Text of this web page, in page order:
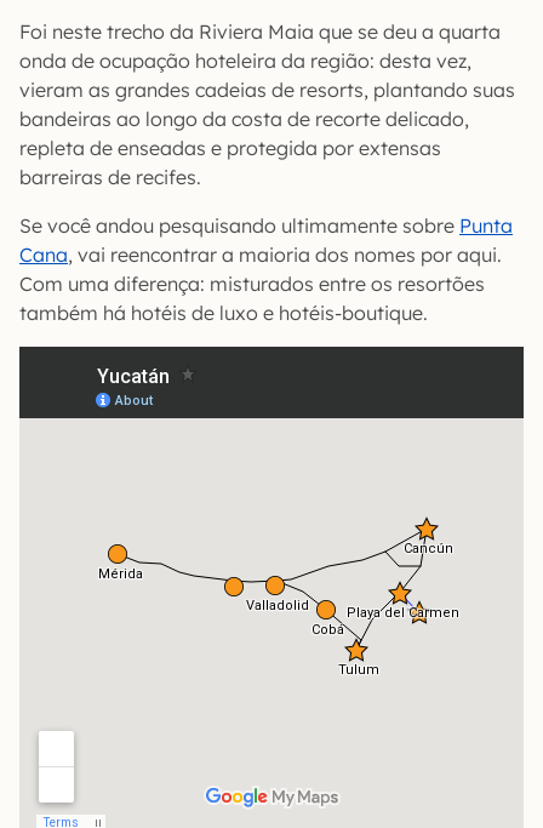
Foi neste trecho da Riviera Maia que se deu a quarta
onda de ocupação hoteleira da região: desta vez,
vieram as grandes cadeias de resorts, plantando suas
bandeiras ao longo da costa de recorte delicado,
repleta de enseadas e protegida por extensas
barreiras de recifes.
Se você andou pesquisando ultimamente sobre Punta
Cana, vai reencontrar a maioria dos nomes por aqui.
Com uma diferença: misturados entre os resortões
também há hotéis de luxo e hotéis-boutique.